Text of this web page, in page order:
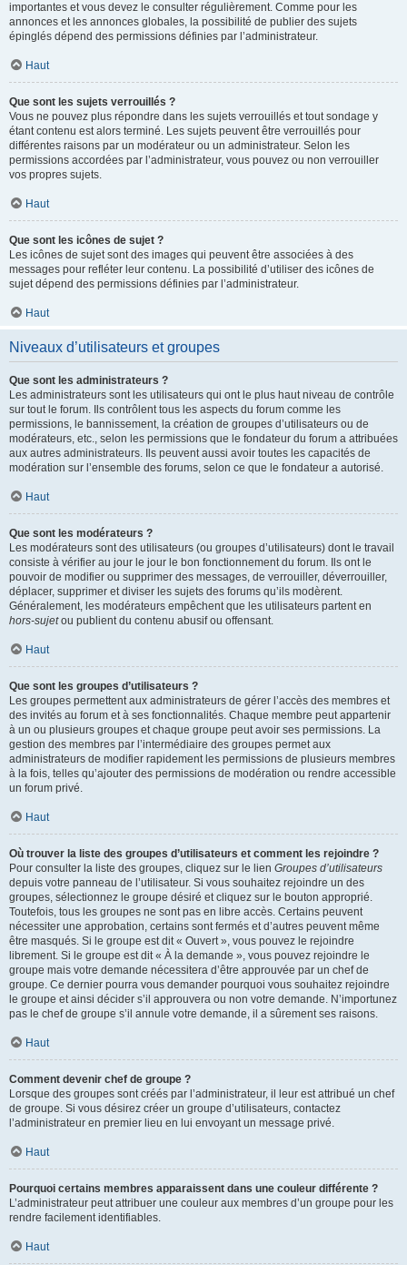
importantes et vous devez le consulter régulièrement. Comme pour les
annonces et les annonces globales, la possibilité de publier des sujets
épinglés dépend des permissions définies par l’administrateur.
Haut
Que sont les sujets verrouillés ?
Vous ne pouvez plus répondre dans les sujets verrouillés et tout sondage y
étant contenu est alors terminé. Les sujets peuvent être verrouillés pour
différentes raisons par un modérateur ou un administrateur. Selon les
permissions accordées par l’administrateur, vous pouvez ou non verrouiller
vos propres sujets.
Haut
Que sont les icônes de sujet ?
Les icônes de sujet sont des images qui peuvent être associées à des
messages pour refléter leur contenu. La possibilité d’utiliser des icônes de
sujet dépend des permissions définies par l’administrateur.
Haut
Niveaux d’utilisateurs et groupes
Que sont les administrateurs ?
Les administrateurs sont les utilisateurs qui ont le plus haut niveau de contrôle
sur tout le forum. Ils contrôlent tous les aspects du forum comme les
permissions, le bannissement, la création de groupes d’utilisateurs ou de
modérateurs, etc., selon les permissions que le fondateur du forum a attribuées
aux autres administrateurs. Ils peuvent aussi avoir toutes les capacités de
modération sur l’ensemble des forums, selon ce que le fondateur a autorisé.
Haut
Que sont les modérateurs ?
Les modérateurs sont des utilisateurs (ou groupes d’utilisateurs) dont le travail
consiste à vérifier au jour le jour le bon fonctionnement du forum. Ils ont le
pouvoir de modifier ou supprimer des messages, de verrouiller, déverrouiller,
déplacer, supprimer et diviser les sujets des forums qu’ils modèrent.
Généralement, les modérateurs empêchent que les utilisateurs partent en
hors-sujetou publient du contenu abusif ou offensant.
Haut
Que sont les groupes d’utilisateurs ?
Les groupes permettent aux administrateurs de gérer l’accès des membres et
des invités au forum et à ses fonctionnalités. Chaque membre peut appartenir
à un ou plusieurs groupes et chaque groupe peut avoir ses permissions. La
gestion des membres par l’intermédiaire des groupes permet aux
administrateurs de modifier rapidement les permissions de plusieurs membres
à la fois, telles qu’ajouter des permissions de modération ou rendre accessible
un forum privé.
Haut
Où trouver la liste des groupes d’utilisateurs et comment les rejoindre ?
Pour consulter la liste des groupes, cliquez sur le lien Groupes d’utilisateurs
depuis votre panneau de l’utilisateur. Si vous souhaitez rejoindre un des
groupes, sélectionnez le groupe désiré et cliquez sur le bouton approprié.
Toutefois, tous les groupes ne sont pas en libre accès. Certains peuvent
nécessiter une approbation, certains sont fermés et d’autres peuvent même
être masqués. Si le groupe est dit « Ouvert », vous pouvez le rejoindre
librement. Si le groupe est dit « À la demande », vous pouvez rejoindre le
groupe mais votre demande nécessitera d’être approuvée par un chef de
groupe. Ce dernier pourra vous demander pourquoi vous souhaitez rejoindre
le groupe et ainsi décider s’il approuvera ou non votre demande. N’importunez
pas le chef de groupe s’il annule votre demande, il a sûrement ses raisons.
Haut
Comment devenir chef de groupe ?
Lorsque des groupes sont créés par l’administrateur, il leur est attribué un chef
de groupe. Si vous désirez créer un groupe d’utilisateurs, contactez
l’administrateur en premier lieu en lui envoyant un message privé.
Haut
Pourquoi certains membres apparaissent dans une couleur différente ?
L’administrateur peut attribuer une couleur aux membres d’un groupe pour les
rendre facilement identifiables.
Haut